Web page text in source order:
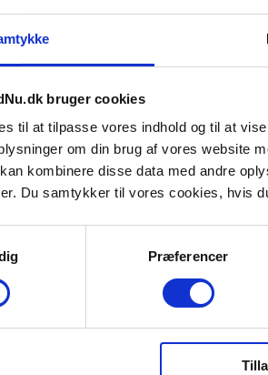
bruger cookies
til at tilpasse vores indhold og til at
om din brug af vores website
kombinere disse data med andre
Du samtykker til vores cookies, hvis
Præferencer
når denne brandstationen søger